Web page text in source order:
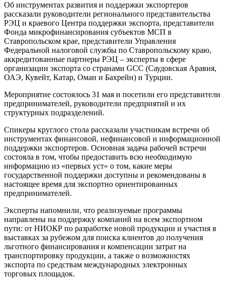
Об инструментах развития и поддержки экспортеров
рассказали руководители регионального представительства
РЭЦ и краевого Центра поддержки экспорта, представители
Фонда микрофинансирования субъектов МСП в
Ставропольском крае, представители Управления
Федеральной налоговой службы по Ставропольскому краю,
аккредитованные партнеры РЭЦ – эксперты в сфере
организации экспорта со странами GCC (Саудовская Аравия,
ОАЭ, Кувейт, Катар, Оман и Бахрейн) и Турции.
Мероприятие состоялось 31 мая и посетили его представители
предпринимателей, руководители предприятий и их
структурных подразделений.
Спикеры круглого стола рассказали участникам встречи об
инструментах финансовой, нефинансовой и информационной
поддержки экспортеров. Основная задача рабочей встречи
состояла в том, чтобы предоставить всю необходимую
информацию из «первых уст» о том, какие меры
государственной поддержки доступны и рекомендованы в
настоящее время для экспортно ориентированных
предпринимателей.
Эксперты напомнили, что реализуемые программы
направлены на поддержку компаний на всем экспортном
пути: от НИОКР по разработке новой продукции и участия в
выставках за рубежом для поиска клиентов до получения
льготного финансирования и компенсации затрат на
транспортировку продукции, а также о возможностях
экспорта по средствам международных электронных
торговых площадок.